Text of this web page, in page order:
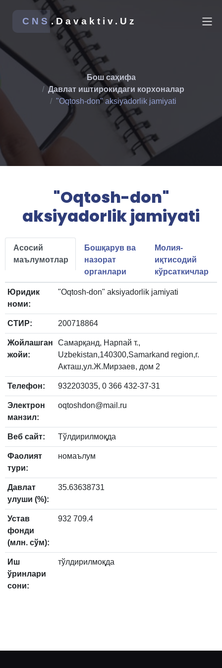
CNS.Davaktiv.Uz
Бош саҳифа
Давлат иштирокидаги корхоналар
"Oqtosh-don" aksiyadorlik jamiyati
"Oqtosh-don"
aksiyadorlik jamiyati
Асосий
маълумотлар
Бошқарув ва
назорат
органлари
Молия-
иқтисодий
кўрсаткичлар
Юридик
номи:
"Oqtosh-don" aksiyadorlik jamiyati
СТИР: 200718864
Жойлашган
жойи:
Самарқанд, Нарпай т.,
Uzbekistan,140300,Samarkand region,г.
Акташ,ул.Ж.Мирзаев, дом 2
Телефон: 932203035, 0 366 432-37-31
Электрон
манзил:
oqtoshdon@mail.ru
Веб сайт: Тўлдирилмоқда
Фаолият
тури:
номаълум
Давлат
улуши (%):
35.63638731
Устав
фонди
(млн. сўм):
932 709.4
Иш
ўринлари
сони:
тўлдирилмоқда